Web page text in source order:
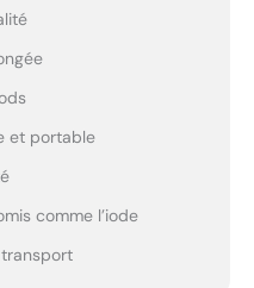
et portable
comme l’iode